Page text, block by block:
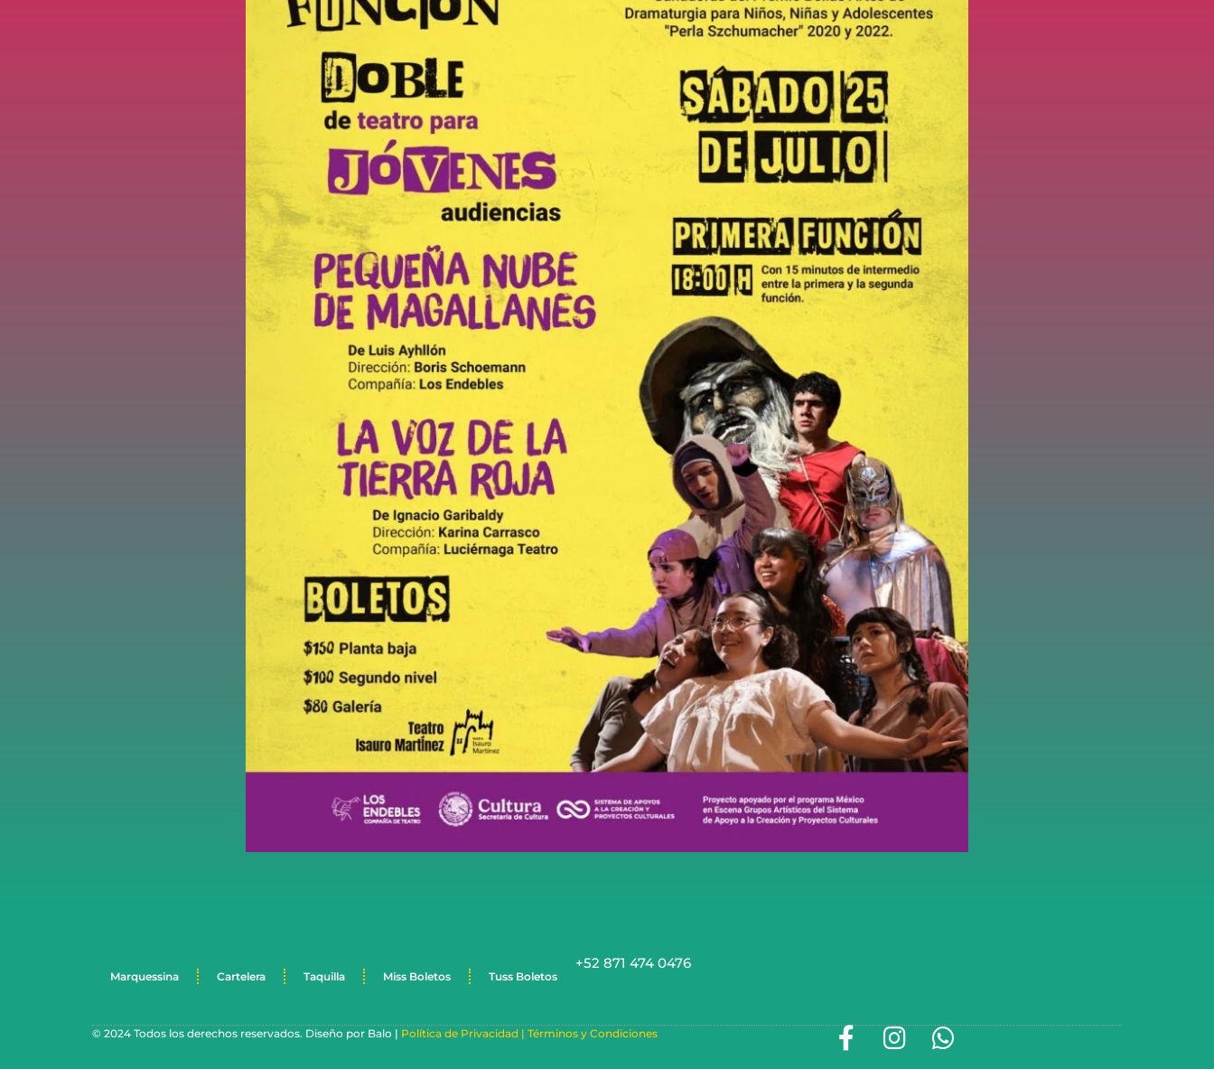
Marquessina Cartelera Taquilla Miss Boletos Tuss Boletos
+52 871 474 0476
© 2024 Todos los derechos reservados. Diseño por Balo | Política de Privacidad | Términos y Condiciones